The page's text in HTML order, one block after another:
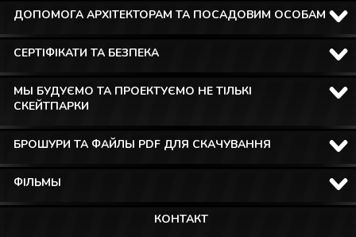
ДОПОМОГА АРХІТЕКТОРАМ ТА ПОСАДОВИМ ОСОБАМ
СЕРТІФІКАТИ ТА БЕЗПЕКА
МЫ БУДУЄМО ТА ПРОЕКТУЄМО НЕ ТІЛЬКІ
СКЕЙТПАРКИ
БРОШУРИ ТА ФАЙЛЫ PDF ДЛЯ СКАЧУВАННЯ
ФІЛЬМЫ
КОНТАКТ